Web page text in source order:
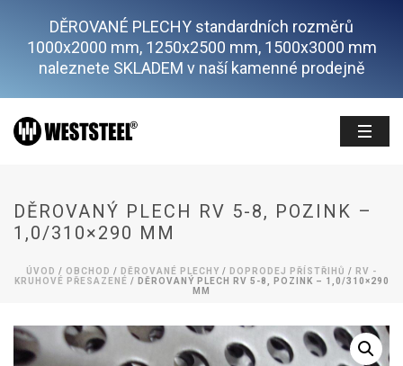
DĚROVANÉ PLECHY standardních rozměrů
1000x2000 mm, 1250x2500 mm, 1500x3000 mm
naleznete SKLADEM v naší kamenné prodejně
DĚROVANÝ PLECH RV 5-8, POZINK –
1,0/310×290 MM
ÚVOD / OBCHOD / DĚROVANÉ PLECHY / DOPRODEJ PŘÍSTŘIHŮ / RV -
KRUHOVÉ PŘESAZENÉ / DĚROVANÝ PLECH RV 5-8, POZINK – 1,0/310×290
MM